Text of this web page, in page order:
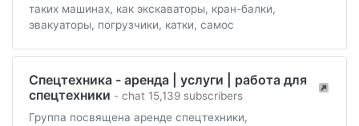
таких машинах, как экскаваторы, кран-балки,
эвакуаторы, погрузчики, катки, самос
Спецтехника - аренда | услуги | работа для
спецтехники - chat 15,139 subscribers
Группа посвящена аренде спецтехники,